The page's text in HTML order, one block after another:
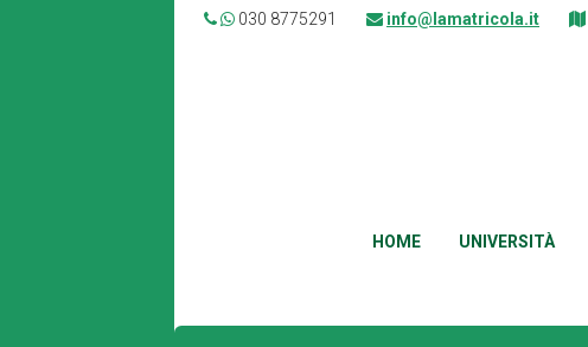
030 8775291 info@lamatricola.it
HOME UNIVERSITÀ